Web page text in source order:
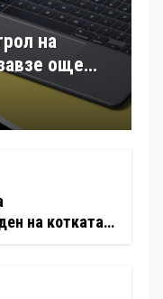
на
още
на котката